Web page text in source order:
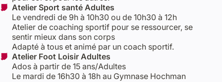
Atelier Sport santé Adultes
Le vendredi de 9h à 10h30 ou de 10h30 à 12h
Atelier de coaching sportif pour se ressourcer, se
sentir mieux dans son corps
Adapté à tous et animé par un coach sportif.
Atelier Foot Loisir Adultes
Ados à partir de 15 ans/Adultes
Le mardi de 16h30 à 18h au Gymnase Hochman